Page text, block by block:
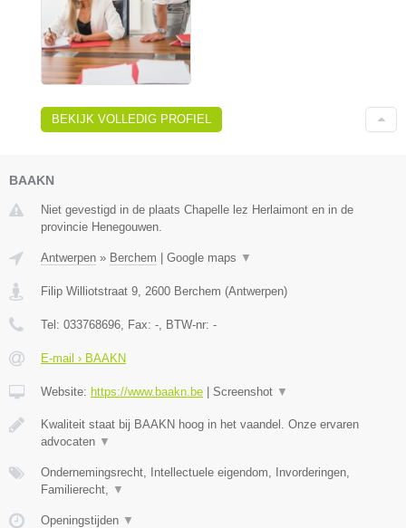
BEKIJK VOLLEDIG PROFIEL
BAAKN
Niet gevestigd in de plaats Chapelle lez Herlaimont en in de
provincie Henegouwen.
Antwerpen » Berchem Google maps ▼
Filip Williotstraat 9 2600 Berchem (Antwerpen)
Tel: 033768696 , Fax: - , BTW-nr: -
E-mail › BAAKN
Website: https://www.baakn.be Screenshot ▼
Kwaliteit staat bij BAAKN hoog in het vaandel. Onze ervaren
advocaten ▼
Ondernemingsrecht, Intellectuele eigendom, Invorderingen,
Familierecht,
▼
Openingstijden ▼